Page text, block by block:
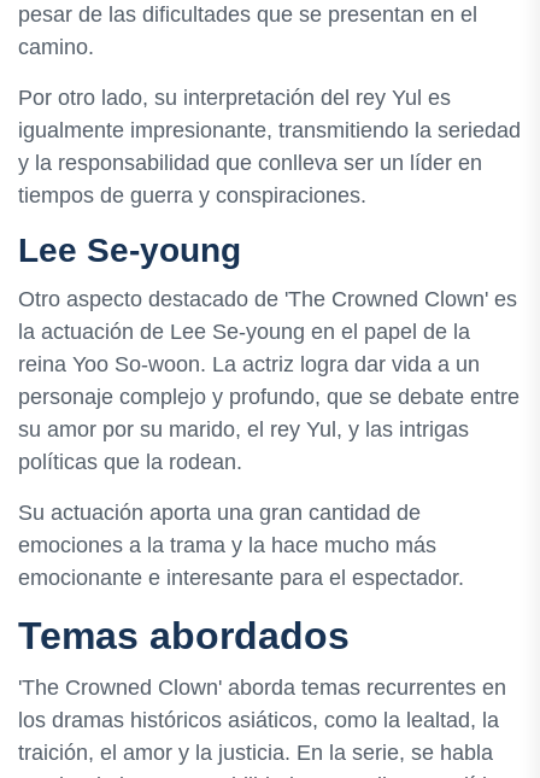
pesar de las dificultades que se presentan en el
camino.
Por otro lado, su interpretación del rey Yul es
igualmente impresionante, transmitiendo la seriedad
y la responsabilidad que conlleva ser un líder en
tiempos de guerra y conspiraciones.
Lee Se-young
Otro aspecto destacado de 'The Crowned Clown' es
la actuación de Lee Se-young en el papel de la
reina Yoo So-woon. La actriz logra dar vida a un
personaje complejo y profundo, que se debate entre
su amor por su marido, el rey Yul, y las intrigas
políticas que la rodean.
Su actuación aporta una gran cantidad de
emociones a la trama y la hace mucho más
emocionante e interesante para el espectador.
Temas abordados
'The Crowned Clown' aborda temas recurrentes en
los dramas históricos asiáticos, como la lealtad, la
traición, el amor y la justicia. En la serie, se habla